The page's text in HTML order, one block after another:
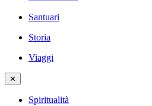
Santuari
Storia
Viaggi
✕
Spiritualità